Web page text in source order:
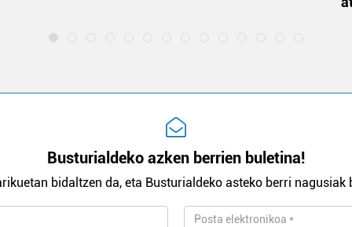
Busturialdeko azken berrien buletina!
bidaltzen da, eta Busturialdeko asteko berri nagusiak